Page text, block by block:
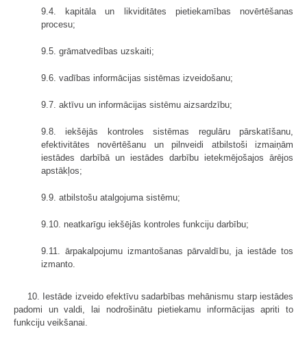
9.4. kapitāla un likviditātes pietiekamības novērtēšanas
procesu;
9.5. grāmatvedības uzskaiti;
9.6. vadības informācijas sistēmas izveidošanu;
9.7. aktīvu un informācijas sistēmu aizsardzību;
9.8. iekšējās kontroles sistēmas regulāru pārskatīšanu,
efektivitātes novērtēšanu un pilnveidi atbilstoši izmaiņām
iestādes darbībā un iestādes darbību ietekmējošajos ārējos
apstākļos;
9.9. atbilstošu atalgojuma sistēmu;
9.10. neatkarīgu iekšējās kontroles funkciju darbību;
9.11. ārpakalpojumu izmantošanas pārvaldību, ja iestāde tos
izmanto.
10. Iestāde izveido efektīvu sadarbības mehānismu starp iestādes
padomi un valdi, lai nodrošinātu pietiekamu informācijas apriti to
funkciju veikšanai.